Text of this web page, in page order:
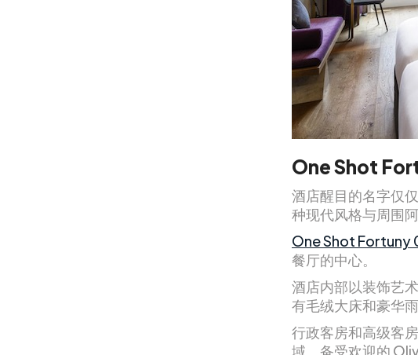
One Shot
酒店醒目的名字仅
种现代风格与周围
One Shot Fortuny
餐厅的中心。
酒店内部以装饰艺
有毛绒大床和豪华
行政客房和高级客
域。备受欢迎的